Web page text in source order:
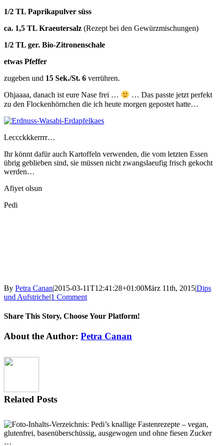
1/2 TL Paprikapulver süss
ca. 1,5 TL Kraeutersalz (Rezept bei den Gewürzmischungen)
1/2 TL ger. Bio-Zitronenschale
etwas Pfeffer
zugeben und 15 Sek./St. 6 verrühren.
Ohjaaaa, danach ist eure Nase frei …
… Das passte jetzt perfekt
zu den Flockenhörnchen die ich heute morgen gepostet hatte…
Leccckkkerrrr…
Ihr könnt dafür auch Kartoffeln verwenden, die vom letzten Essen
übrig geblieben sind, sie müssen nicht zwangslaeufig frisch gekocht
werden…
Afiyet olsun
Pedi
By Petra Canan|2015-03-11T12:41:28+01:00März 11th, 2015|Dips
und Aufstriche|1 Comment
Share This Story, Choose Your Platform!
Facebook
X
Reddit
LinkedIn
Tumblr
Pinterest
Vk
Email
About the Author: Petra Canan
Related Posts